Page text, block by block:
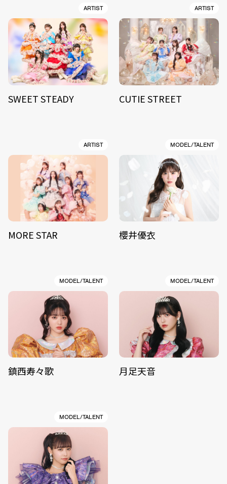
ARTIST
SWEET STEADY
ARTIST
CUTIE STREET
ARTIST
MORE STAR
MODEL/TALENT
櫻井優衣
MODEL/TALENT
鎮西寿々歌
MODEL/TALENT
月足天音
MODEL/TALENT